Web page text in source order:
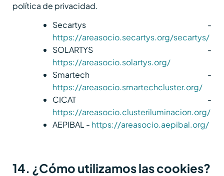
política de privacidad.
Secartys -
https://areasocio.secartys.org/secartys/
SOLARTYS -
https://areasocio.solartys.org/
Smartech -
https://areasocio.smartechcluster.org/
CICAT -
https://areasocio.clusteriluminacion.org/
AEPIBAL - https://areasocio.aepibal.org/
14. ¿Cómo utilizamos las cookies?